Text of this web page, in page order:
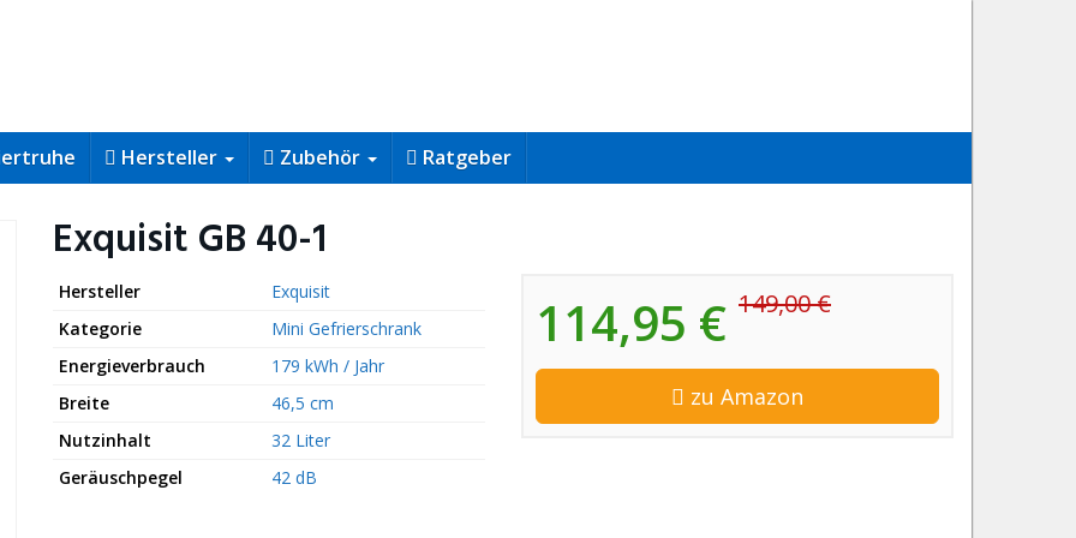
Hersteller Zubehör Ratgeber
Exquisit GB 40-1
114,95 € 149,00 €
zu Amazon
Hersteller
Exquisit
Kategorie
Mini Gefrierschrank
Energieverbrauch
179 kWh / Jahr
Breite
46,5 cm
Nutzinhalt
32 Liter
Geräuschpegel
42 dB